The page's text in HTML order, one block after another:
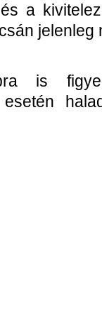
a
jelenleg
is